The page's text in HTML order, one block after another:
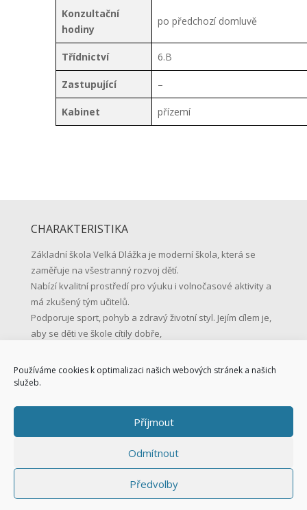
Používáme cookies k optimalizaci našich webových stránek a našich
služeb.
Příjmout
Odmítnout
Předvolby
Konzultační
hodiny
po předchozí domluvě
Třídnictví 6.B
Zastupující –
Kabinet přízemí
CHARAKTERISTIKA
Základní škola Velká Dlážka je moderní škola, která se
zaměřuje na všestranný rozvoj dětí.
Nabízí kvalitní prostředí pro výuku i volnočasové aktivity a
má zkušený tým učitelů.
Podporuje sport, pohyb a zdravý životní styl. Jejím cílem je,
aby se děti ve škole cítily dobře,
KONTAKTNÍ ÚDAJE
Základní škola Přerov, Velká Dlážka 5
Velká Dlážka 5, 750 02 Přerov
IČO: 47858354
Mob.: 731 128 147
Datová schránka: s8hu3di